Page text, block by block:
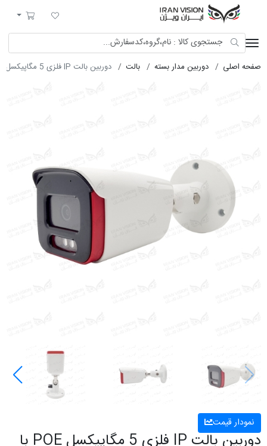
لیست مورد علاقه
سبد خرید
صفحه اصلی دوربین مدار بسته بالت دوربین بالت IP فلزی 5 مگاپیکسل POE با لنز 6 شب رنگی میکروفون خارجی
نمودار قیمت
دوربین بالت IP فلزی 5 مگاپیکسل POE با